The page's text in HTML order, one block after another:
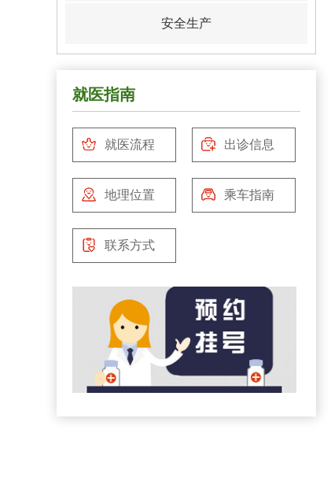
安全生产
就医指南
就医流程 出诊信息
地理位置 乘车指南
联系方式